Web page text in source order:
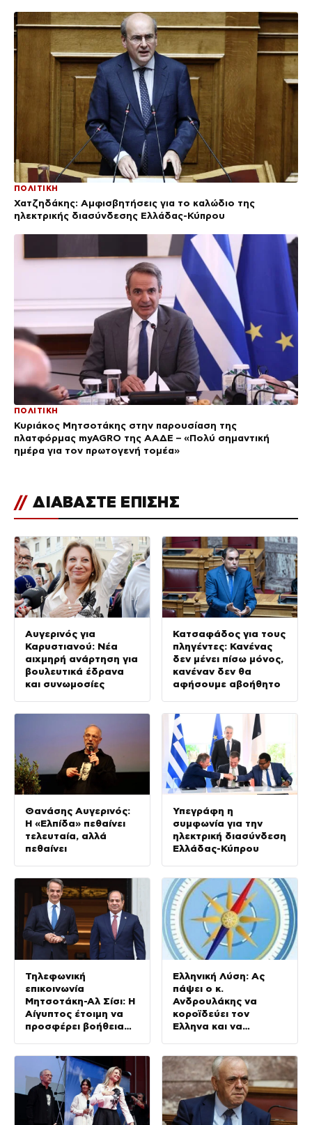
ΠΟΛΙΤΙΚΗ
Χατζηδάκης: Αμφισβητήσεις για το καλώδιο της
ηλεκτρικής διασύνδεσης Ελλάδας-Κύπρου
ΠΟΛΙΤΙΚΗ
Κυριάκος Μητσοτάκης στην παρουσίαση της
πλατφόρμας myAGRO της ΑΑΔΕ – «Πολύ σημαντική
ημέρα για τον πρωτογενή τομέα»
// ΔΙΑΒΑΣΤΕ ΕΠΙΣΗΣ
Αυγερινός για
Καρυστιανού: Νέα
αιχμηρή ανάρτηση για
βουλευτικά έδρανα
και συνωμοσίες
Κατσαφάδος για τους
πληγέντες: Κανένας
δεν μένει πίσω μόνος,
κανέναν δεν θα
αφήσουμε αβοήθητο
Θανάσης Αυγερινός:
Η «Ελπίδα» πεθαίνει
τελευταία, αλλά
πεθαίνει
Υπεγράφη η
συμφωνία για την
ηλεκτρική διασύνδεση
Ελλάδας-Κύπρου
Τηλεφωνική
επικοινωνία
Μητσοτάκη-Αλ Σίσι: Η
Αίγυπτος έτοιμη να
προσφέρει βοήθεια
Ελληνική Λύση: Ας
πάψει ο κ.
Ανδρουλάκης να
κοροϊδεύει τον
Έλληνα και να